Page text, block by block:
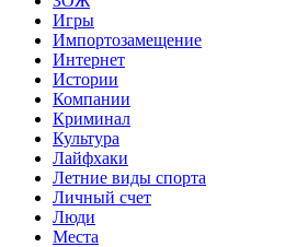
Игры
Импортозамещение
Интернет
Истории
Компании
Криминал
Культура
Лайфхаки
Летние виды спорта
Личный счет
Люди
Места